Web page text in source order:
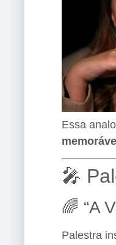
Essa
memorável
🎤
🌈 “A
Palestra